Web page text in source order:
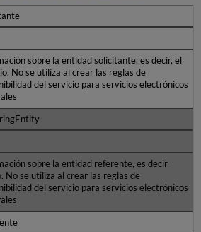
sobre la entidad solicitante, es decir, el
No se utiliza al crear las reglas de
del servicio para servicios electrónicos
sobre la entidad referente, es decir
No se utiliza al crear las reglas de
del servicio para servicios electrónicos